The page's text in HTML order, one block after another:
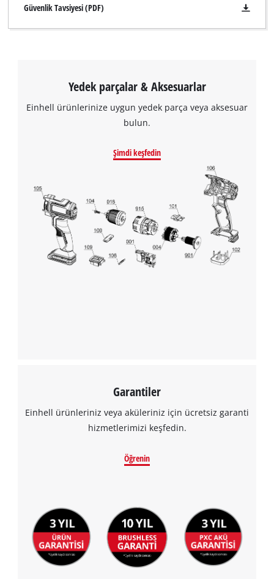
Google Maps hizmetini yüklemek için
izninize ihtiyacımız var!
This content is not permitted to load due
to trackers that are not disclosed to the
visitor. The website owner needs to setup
the site with their CMP to add this content
to the list of technologies used.
Güvenlik Tavsiyesi (PDF)
Yedek parçalar & Aksesuarlar
Einhell ürünlerinize uygun yedek parça veya aksesuar
bulun.
Şimdi keşfedin
Garantiler
Einhell ürünleriniz veya aküleriniz için ücretsiz garanti
hizmetlerimizi keşfedin.
Öğrenin